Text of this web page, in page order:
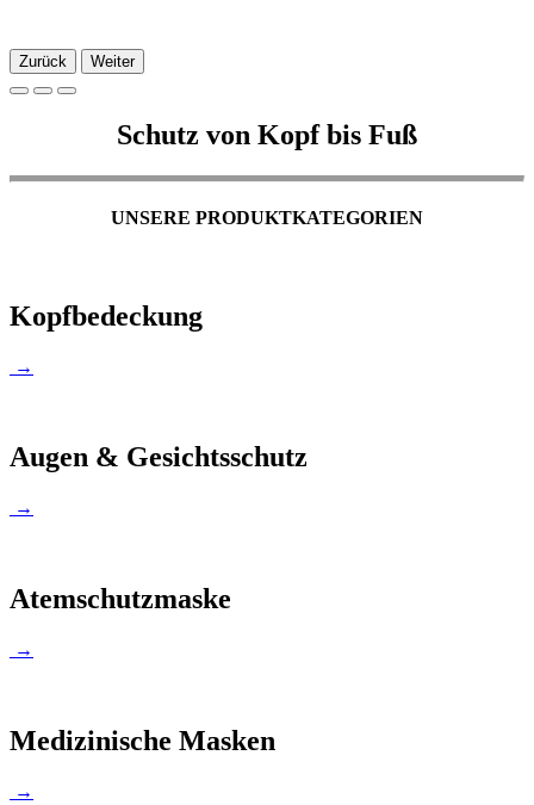
Zurück Weiter
Schutz von Kopf bis Fuß
UNSERE PRODUKTKATEGORIEN
Kopfbedeckung
→
Augen & Gesichtsschutz
→
Atemschutzmaske
→
Medizinische Masken
→